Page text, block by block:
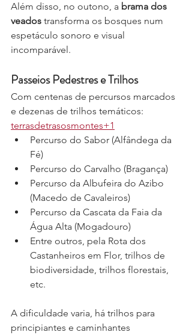
Além disso, no outono, a brama dos
veados transforma os bosques num
espetáculo sonoro e visual
incomparável.
Passeios Pedestres e Trilhos
Com centenas de percursos marcados
e dezenas de trilhos temáticos:
terrasdetrasosmontes+1
Percurso do Sabor (Alfândega da
Fé)
Percurso do Carvalho (Bragança)
Percurso da Albufeira do Azibo
(Macedo de Cavaleiros)
Percurso da Cascata da Faia da
Água Alta (Mogadouro)
Entre outros, pela Rota dos
Castanheiros em Flor, trilhos de
biodiversidade, trilhos florestais,
etc.
A dificuldade varia, há trilhos para
principiantes e caminhantes